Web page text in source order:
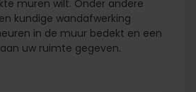
muren wilt. Onder andere
kundige wandafwerking
in de muur bedekt en een
uw ruimte gegeven.